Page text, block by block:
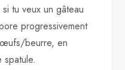
tu veux un gâteau
progressivement
beurre, en
spatule.